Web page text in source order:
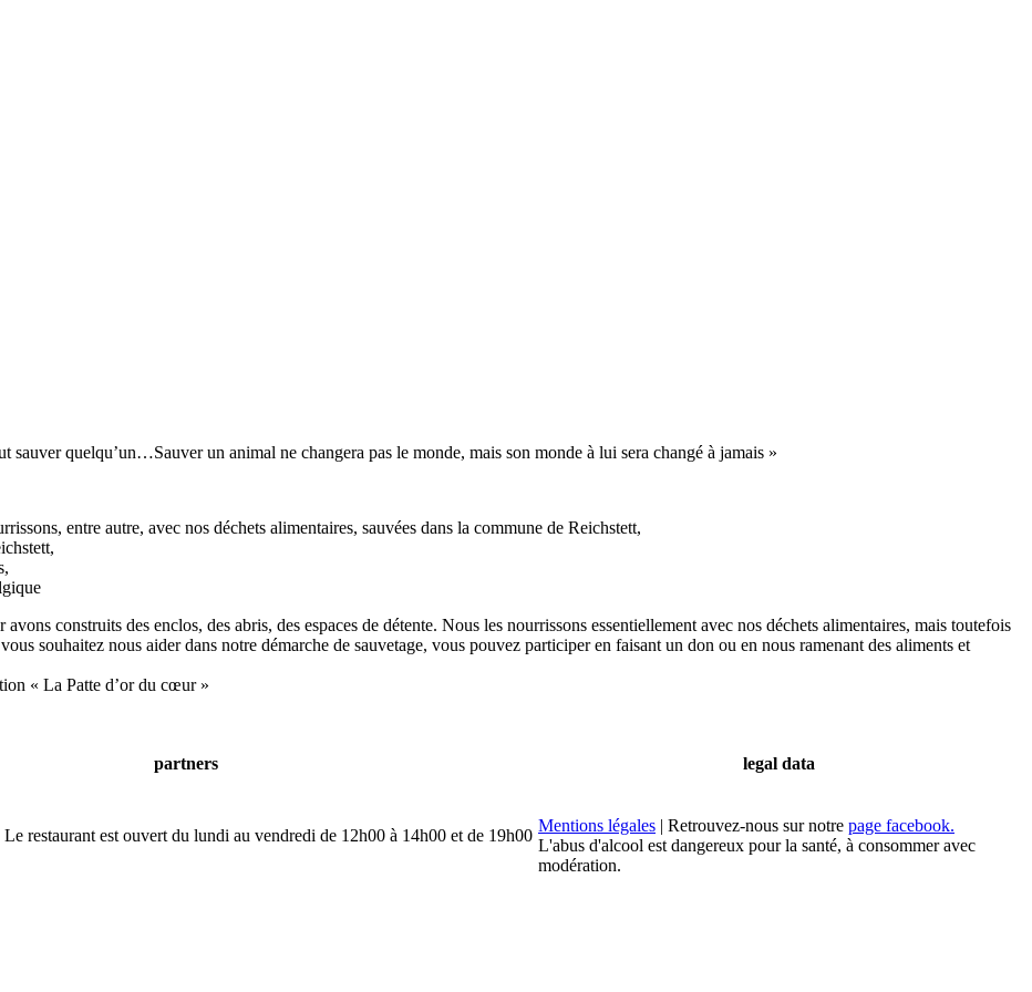
quelqu’un…Sauver un animal ne changera pas le monde, mais son monde à lui sera changé à jamais »
entre autre, avec nos déchets alimentaires, sauvées dans la commune de Reichstett,
construits des enclos, des abris, des espaces de détente. Nous les nourrissons essentiellement avec nos déchets alimentaires, mais toutefois
souhaitez nous aider dans notre démarche de sauvetage, vous pouvez participer en faisant un don ou en nous ramenant des aliments et
« La Patte d’or du cœur »
partners legal data
restaurant est ouvert du lundi au vendredi de 12h00 à 14h00 et de 19h00
Mentions légales | Retrouvez-nous sur notre page facebook.
L'abus d'alcool est dangereux pour la santé, à consommer avec
modération.